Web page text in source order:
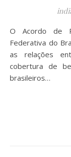
O Acordo de Previdência Social entre a República
Federativa do
as relações
cobertura de
brasileiros…